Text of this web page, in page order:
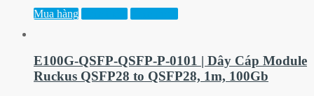
Mua hàng
E100G-QSFP-QSFP-P-0101 | Dây Cáp Module
Ruckus QSFP28 to QSFP28, 1m, 100Gb